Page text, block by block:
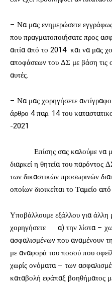
– Να μας ενημερώσετε
που πραγματοποιήσατε προς
αιτία από το 2014 και να μας
αποφάσεων του ΔΣ με βάση τις
αυτές.
– Να μας χορηγήσετε
άρθρο 4 παρ. 14 του
-2021
Επίσης σας καλούμε να
διαρκεί η θητεία του παρόντος
των δικαστικών προσωρινών
οποίων διοικείται το Ταμείο
Υποβάλλουμε εξάλλου για
χορηγήσετε α) την λίστα –
ασφαλισμένων που αναμένουν
με αναφορά του ποσού που
χωρίς ονόματα – των
καταβολή εφάπαξ βοηθήματος